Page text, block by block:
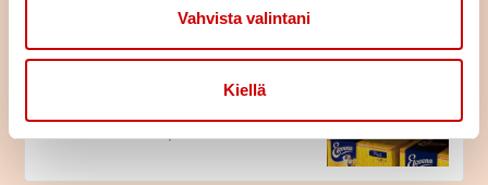
Vahvista valintani
Kiellä
Sydänmerkki-tuotteiden